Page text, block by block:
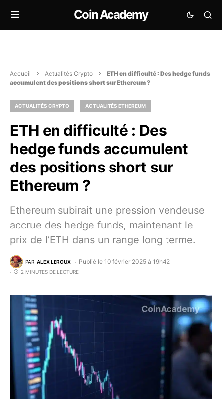
Coin Academy
Accueil Actualités Crypto
ETH en difficulté : Des hedge funds
accumulent des positions short sur Ethereum ?
ACTUALITÉS CRYPTO ACTUALITÉS ETHEREUM
ETH en difficulté : Des
hedge funds accumulent
des positions short sur
Ethereum ?
Ethereum subirait une pression vendeuse
accrue des hedge funds, maintenant le
prix de l’ETH dans un range long terme.
PAR ALEX LEROUX Publié le 10 février 2025 à 19h42
2 MINUTES DE LECTURE